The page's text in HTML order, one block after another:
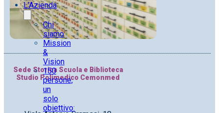
L’Azienda
Chi
siamo
Mission
&
Vision
150
persone,
un
solo
obiettivo:
Sede Storica Scuola e Biblioteca
Studio Polimedico Cemonmed